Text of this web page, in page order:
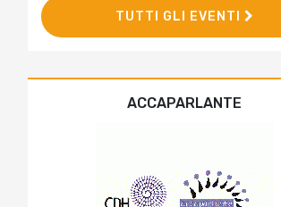
TUTTI GLI EVENTI
ACCAPARLANTE